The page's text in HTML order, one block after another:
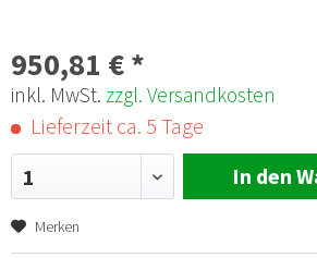
950,81 € *
inkl. MwSt. zzgl. Versandkosten
Lieferzeit ca. 5 Tage
1 In den
Merken